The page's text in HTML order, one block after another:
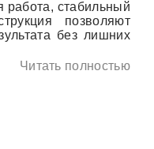
стабильный
позволяют
без лишних
Читать полностью